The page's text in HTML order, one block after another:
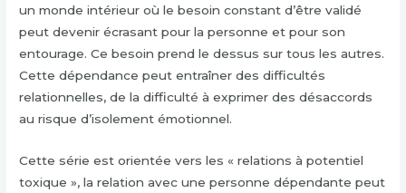
un monde intérieur où le besoin constant d’être validé
peut devenir écrasant pour la personne et pour son
entourage. Ce besoin prend le dessus sur tous les autres.
Cette dépendance peut entraîner des difficultés
relationnelles, de la difficulté à exprimer des désaccords
au risque d’isolement émotionnel.
Cette série est orientée vers les « relations à potentiel
toxique », la relation avec une personne dépendante peut